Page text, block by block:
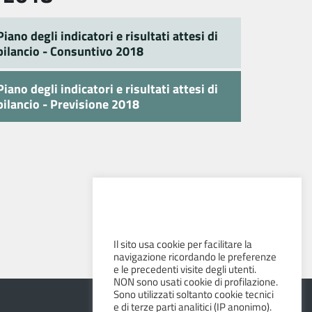
degli indicatori e risultati attesi di
- Consuntivo 2018
degli indicatori e risultati attesi di
- Previsione 2018
Il sito usa cookie per facilitare la
navigazione ricordando le preferenze
e le precedenti visite degli utenti.
NON sono usati cookie di profilazione.
Sono utilizzati soltanto cookie tecnici
e di terze parti analitici (IP anonimo).